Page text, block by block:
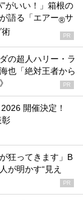
”がいい！」箱根の
語る「エアー®サ
術 PR
の超人ハリー・ラ
也「絶対王者から
PR
開催決定！
彰
狂ってきます」B
が明かす“見え
PR